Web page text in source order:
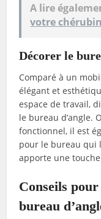
A lire
votre
Décorer le
Comparé à un
élégant et
espace de travail,
le bureau d’angle.
fonctionnel, il est
pour le bureau qui
apporte une
Conseils
bureau